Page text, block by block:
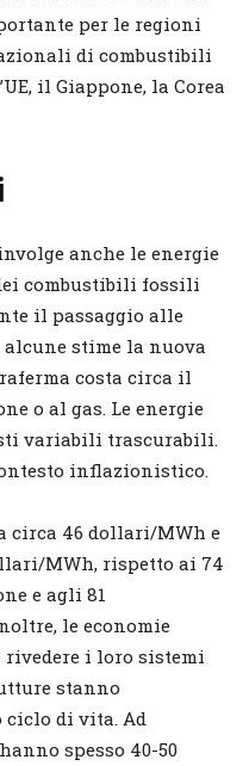
per le regioni
di combustibili
il Giappone, la Corea
anche le energie
combustibili fossili
il passaggio alle
stime la nuova
costa circa il
o al gas. Le energie
variabili trascurabili.
inflazionistico.
circa 46 dollari/MWh e
MWh, rispetto ai 74
e agli 81
le economie
i loro sistemi
stanno
ciclo di vita. Ad
spesso 40-50